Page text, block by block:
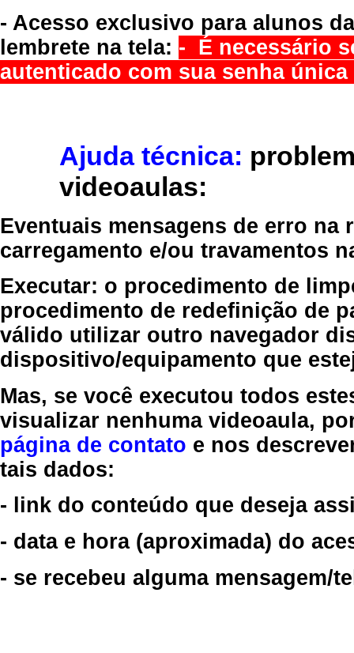
- Acesso exclusivo para alunos
lembrete na tela: - É necessário
autenticado com sua senha
Ajuda técnica:
videoaulas:
Eventuais mensagens de erro
carregamento e/ou travamentos
Executar: o procedimento de
procedimento de redefinição de
válido utilizar outro navegador
dispositivo/equipamento que
Mas, se você executou todos
visualizar nenhuma videoaula,
página de contato e nos
tais dados:
- link do conteúdo que deseja
- data e hora (aproximada) do
- se recebeu alguma mensagem/